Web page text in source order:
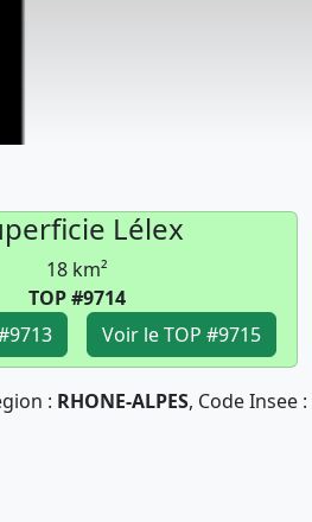
Lélex
18 km²
TOP #9714
Voir le TOP #9715
: RHONE-ALPES, Code Insee :